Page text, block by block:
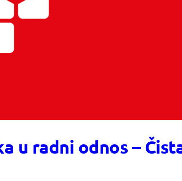
u radni odnos –